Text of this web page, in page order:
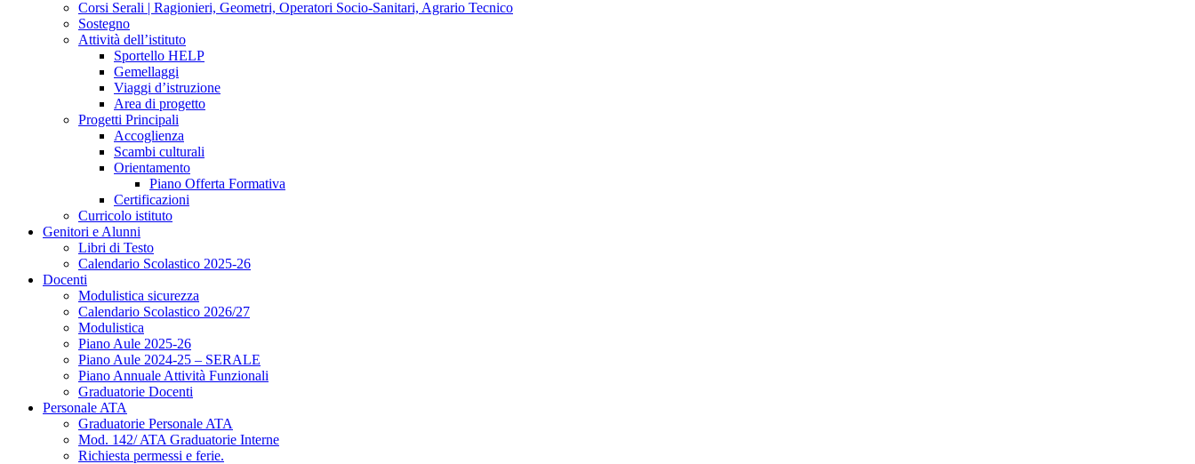
Corsi Serali | Ragionieri, Geometri, Operatori Socio-Sanitari, Agrario Tecnico
Sostegno
Attività dell’istituto
Sportello HELP
Gemellaggi
Viaggi d’istruzione
Area di progetto
Progetti Principali
Accoglienza
Scambi culturali
Orientamento
Piano Offerta Formativa
Certificazioni
Curricolo istituto
Genitori e Alunni
Libri di Testo
Calendario Scolastico 2025-26
Docenti
Modulistica sicurezza
Calendario Scolastico 2026/27
Modulistica
Piano Aule 2025-26
Piano Aule 2024-25 – SERALE
Piano Annuale Attività Funzionali
Graduatorie Docenti
Personale ATA
Graduatorie Personale ATA
Mod. 142/ ATA Graduatorie Interne
Richiesta permessi e ferie.